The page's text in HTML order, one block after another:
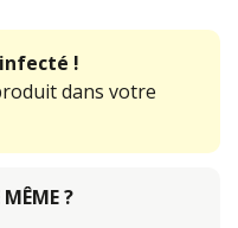
!
dans votre
?